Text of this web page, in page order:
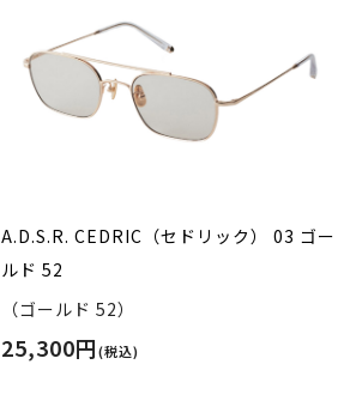
A.D.S.R. CEDRIC（セドリック） 03 ゴー
ルド 52
（ゴールド 52）
25,300円(税込)